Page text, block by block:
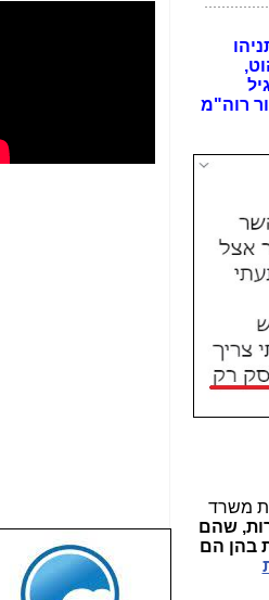
של: הוט,
רוה"מ
משרד
שהם
בהן הם
שבוע טוב לכל
הגולשים באשר
הם!!!